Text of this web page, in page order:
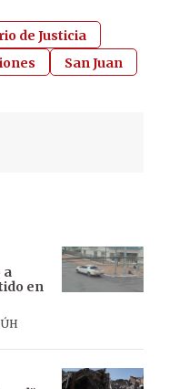
de Justicia
San Juan
a
en